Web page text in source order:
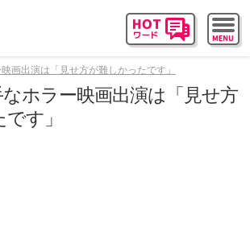
画出演は「見せ方が難しかったです」
ホラー映画出演は「見せ方
す」